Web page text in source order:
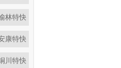
林特快
康特快
川特快